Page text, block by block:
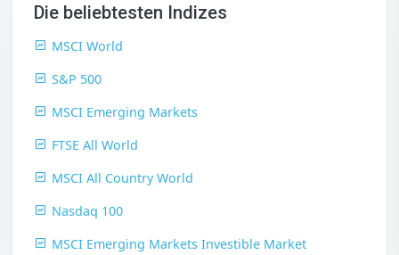
Die beliebtesten Indizes
MSCI World
S&P 500
MSCI Emerging Markets
FTSE All World
MSCI All Country World
Nasdaq 100
MSCI Emerging Markets Investible Market